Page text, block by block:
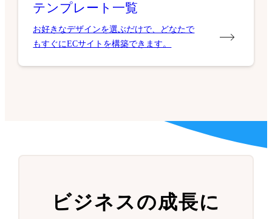
テンプレート一覧
お好きなデザインを選ぶだけで、どなたで
もすぐにECサイトを構築できます。
ビジネスの成長に